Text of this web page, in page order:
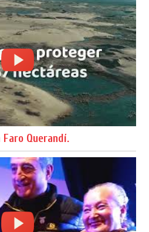
Querandí.